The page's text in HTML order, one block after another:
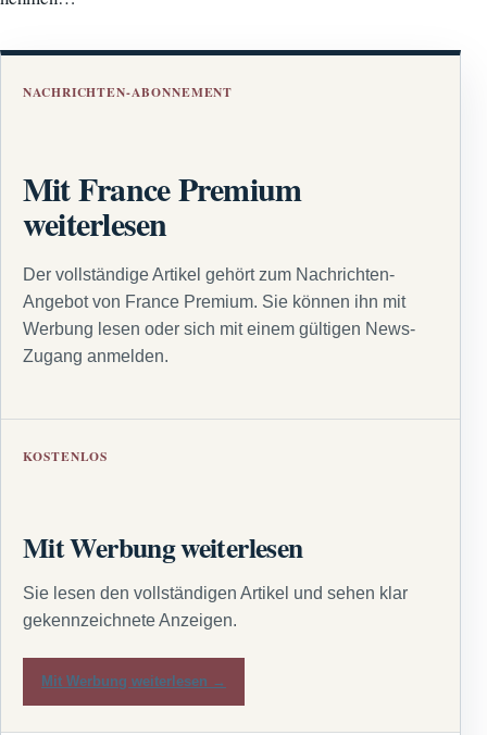
NACHRICHTEN-ABONNEMENT
Mit France Premium
weiterlesen
Der vollständige Artikel gehört zum Nachrichten-
Angebot von France Premium. Sie können ihn mit
Werbung lesen oder sich mit einem gültigen News-
Zugang anmelden.
KOSTENLOS
Mit Werbung weiterlesen
Sie lesen den vollständigen Artikel und sehen klar
gekennzeichnete Anzeigen.
Mit Werbung weiterlesen →